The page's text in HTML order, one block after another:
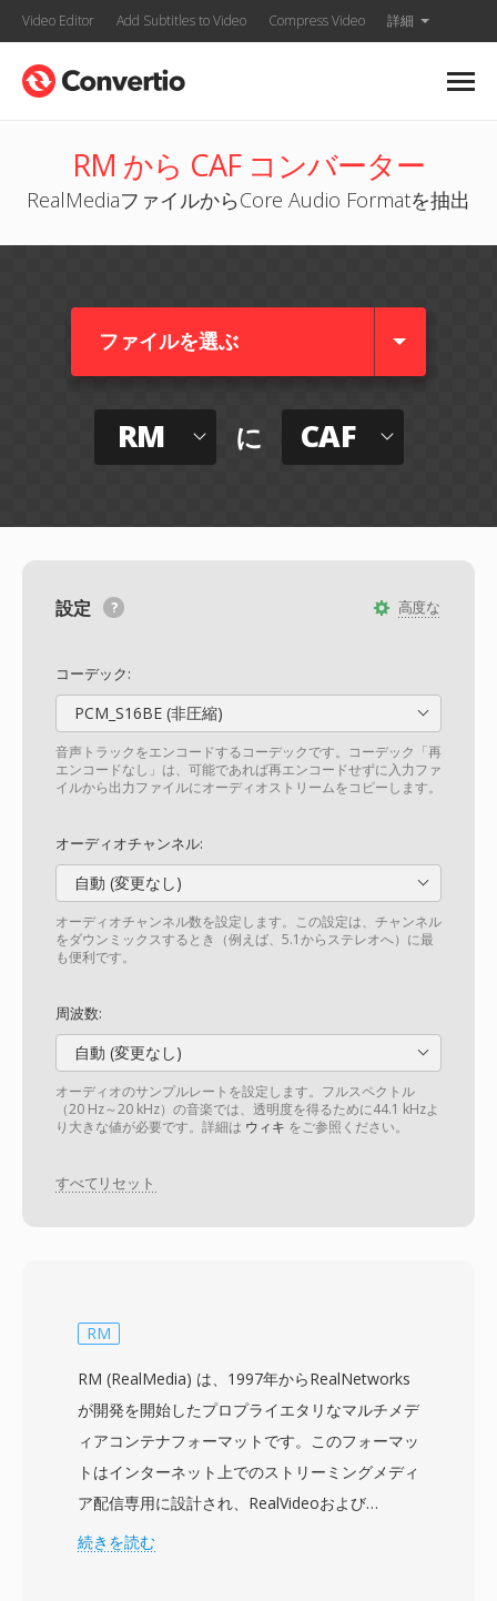
Video Editor Add Subtitles to Video Compress Video 詳細
RM から CAF コンバーター
RealMediaファイルからCore Audio Formatを抽出
ファイルを選ぶ
RM に CAF
高度な
設定
コーデック:
PCM_S16BE (非圧縮)
音声トラックをエンコードするコーデックです。コーデック「再
エンコードなし」は、可能であれば再エンコードせずに入力ファ
イルから出力ファイルにオーディオストリームをコピーします。
オーディオチャンネル:
自動 (変更なし)
オーディオチャンネル数を設定します。この設定は、チャンネル
をダウンミックスするとき（例えば、5.1からステレオへ）に最
も便利です。
周波数:
自動 (変更なし)
オーディオのサンプルレートを設定します。フルスペクトル
（20 Hz～20 kHz）の音楽では、透明度を得るために44.1 kHzよ
り大きな値が必要です。詳細は ウィキ をご参照ください。
すべてリセット
RM
RM (RealMedia) は、1997年からRealNetworks
が開発を開始したプロプライエタリなマルチメデ
ィアコンテナフォーマットです。このフォーマッ
トはインターネット上でのストリーミングメディ
ア配信専用に設計され、RealVideoおよび
RealAudioコーデックを低帯域幅再生に最適化さ
続きを読む